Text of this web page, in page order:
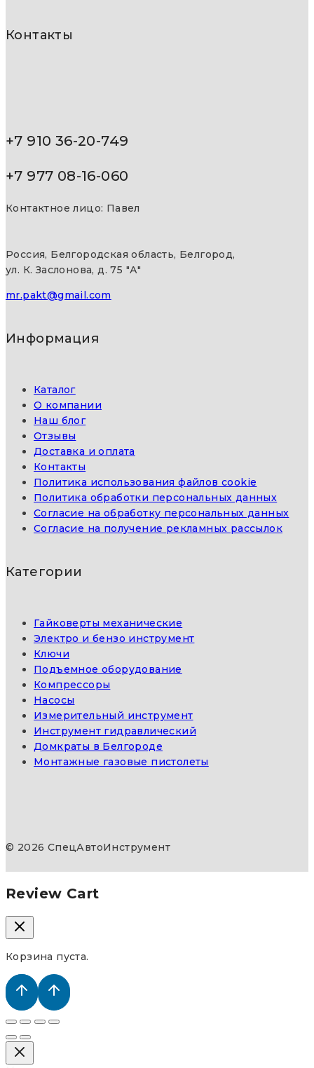
Контакты
+7 910 36-20-749
+7 977 08-16-060
Контактное лицо: Павел
Россия, Белгородская область, Белгород,
ул. К. Заслонова, д. 75 "А"
mr.pakt@gmail.com
Информация
Каталог
О компании
Наш блог
Отзывы
Доставка и оплата
Контакты
Политика использования файлов cookie
Политика обработки персональных данных
Согласие на обработку персональных данных
Согласие на получение рекламных рассылок
Категории
Гайковерты механические
Электро и бензо инструмент
Ключи
Подъемное оборудование
Компрессоры
Насосы
Измерительный инструмент
Инструмент гидравлический
Домкраты в Белгороде
Монтажные газовые пистолеты
© 2026 СпецАвтоИнструмент
Review Cart
Корзина пуста.